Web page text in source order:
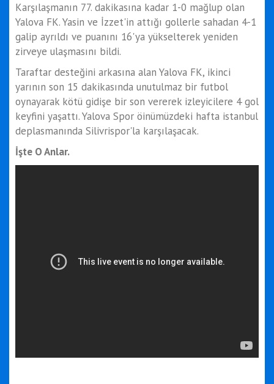
Karşılaşmanın 77. dakikasına kadar 1-0 mağlup olan
Yalova FK. Yasin ve İzzet'in attığı gollerle sahadan 4-1
galip ayrıldı ve puanını 16'ya yükselterek yeniden
zirveye ulaşmasını bildi.
Taraftar desteğini arkasına alan Yalova FK, ikinci
yarının son 15 dakikasında unutulmaz bir futbol
oynayarak kötü gidişe bir son vererek izleyicilere 4 gol
keyfini yaşattı. Yalova Spor öinümüzdeki hafta istanbul
deplasmanında Silivrispor'la karşılaşacak.
İşte O Anlar.